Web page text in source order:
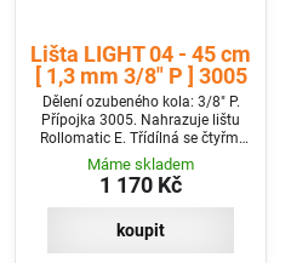
Lišta LIGHT 04 - 45 cm
[ 1,3 mm 3/8" P ] 3005
Dělení ozubeného kola: 3/8" P.
Přípojka 3005. Nahrazuje lištu
Rollomatic E. Třídílná se čtyřmi
nýty na špičce.
Máme skladem
1 170 Kč
koupit